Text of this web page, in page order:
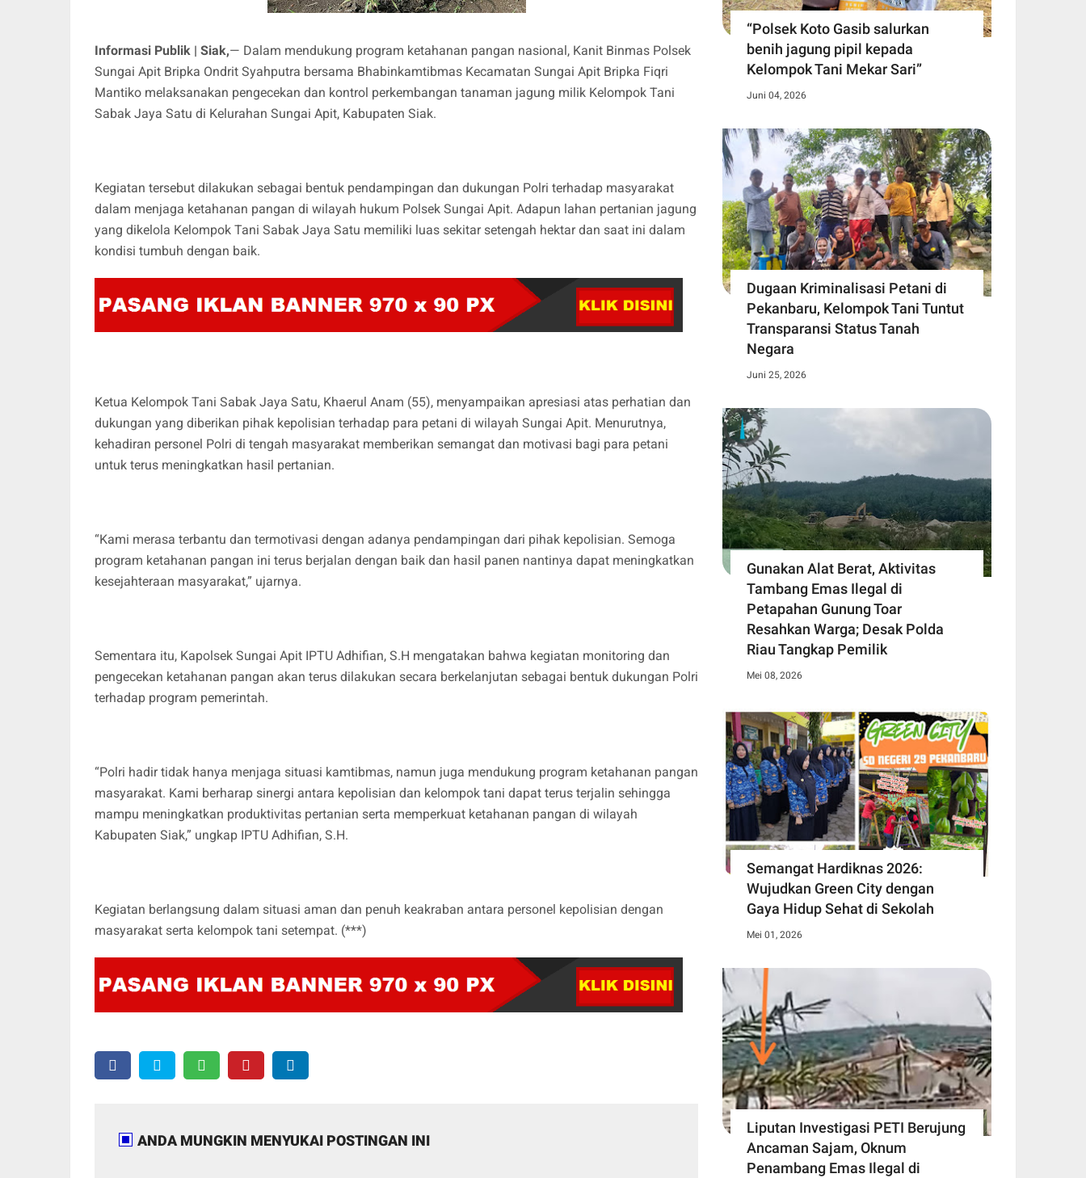
Informasi Publik | Siak,— Dalam mendukung program ketahanan pangan nasional, Kanit Binmas Polsek
Sungai Apit Bripka Ondrit Syahputra bersama Bhabinkamtibmas Kecamatan Sungai Apit Bripka Fiqri
Mantiko melaksanakan pengecekan dan kontrol perkembangan tanaman jagung milik Kelompok Tani
Sabak Jaya Satu di Kelurahan Sungai Apit, Kabupaten Siak.
Kegiatan tersebut dilakukan sebagai bentuk pendampingan dan dukungan Polri terhadap masyarakat
dalam menjaga ketahanan pangan di wilayah hukum Polsek Sungai Apit. Adapun lahan pertanian jagung
yang dikelola Kelompok Tani Sabak Jaya Satu memiliki luas sekitar setengah hektar dan saat ini dalam
kondisi tumbuh dengan baik.
Ketua Kelompok Tani Sabak Jaya Satu, Khaerul Anam (55), menyampaikan apresiasi atas perhatian dan
dukungan yang diberikan pihak kepolisian terhadap para petani di wilayah Sungai Apit. Menurutnya,
kehadiran personel Polri di tengah masyarakat memberikan semangat dan motivasi bagi para petani
untuk terus meningkatkan hasil pertanian.
“Kami merasa terbantu dan termotivasi dengan adanya pendampingan dari pihak kepolisian. Semoga
program ketahanan pangan ini terus berjalan dengan baik dan hasil panen nantinya dapat meningkatkan
kesejahteraan masyarakat,” ujarnya.
Sementara itu, Kapolsek Sungai Apit IPTU Adhifian, S.H mengatakan bahwa kegiatan monitoring dan
pengecekan ketahanan pangan akan terus dilakukan secara berkelanjutan sebagai bentuk dukungan Polri
terhadap program pemerintah.
“Polri hadir tidak hanya menjaga situasi kamtibmas, namun juga mendukung program ketahanan pangan
masyarakat. Kami berharap sinergi antara kepolisian dan kelompok tani dapat terus terjalin sehingga
mampu meningkatkan produktivitas pertanian serta memperkuat ketahanan pangan di wilayah
Kabupaten Siak,” ungkap IPTU Adhifian, S.H.
Kegiatan berlangsung dalam situasi aman dan penuh keakraban antara personel kepolisian dengan
masyarakat serta kelompok tani setempat. (***)
ANDA MUNGKIN MENYUKAI POSTINGAN INI
“Polsek Koto Gasib salurkan
benih jagung pipil kepada
Kelompok Tani Mekar Sari”
Juni 04, 2026
Dugaan Kriminalisasi Petani di
Pekanbaru, Kelompok Tani Tuntut
Transparansi Status Tanah
Negara
Juni 25, 2026
Gunakan Alat Berat, Aktivitas
Tambang Emas Ilegal di
Petapahan Gunung Toar
Resahkan Warga; Desak Polda
Riau Tangkap Pemilik
Mei 08, 2026
Semangat Hardiknas 2026:
Wujudkan Green City dengan
Gaya Hidup Sehat di Sekolah
Mei 01, 2026
Liputan Investigasi PETI Berujung
Ancaman Sajam, Oknum
Penambang Emas Ilegal di